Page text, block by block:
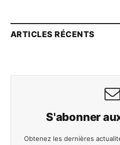
ARTICLES RÉCENTS
S'abonner
Obtenez les dernières